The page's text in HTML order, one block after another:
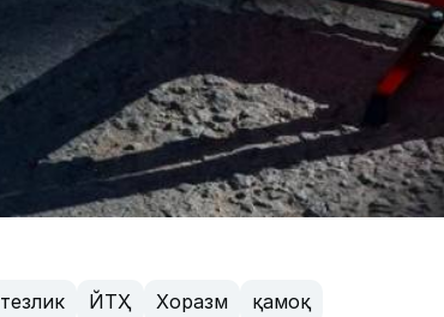
тезлик ЙТҲ Хоразм қамоқ